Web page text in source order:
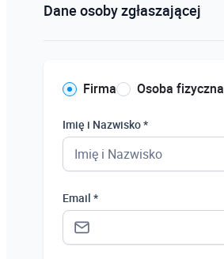
Dane osoby zgłaszającej
Firma Osoba fizyczna
Imię i Nazwisko *
Email *